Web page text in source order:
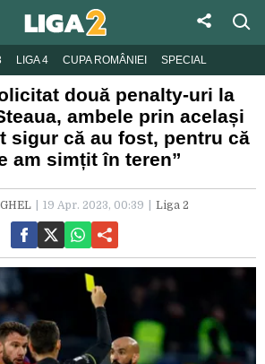
LIGA 4 CUPA ROMÂNIEI SPECIAL
două penalty-uri la
ambele prin același
sigur că au fost, pentru că
am simțit în teren”
19 Apr. 2023, 00:39 Liga 2